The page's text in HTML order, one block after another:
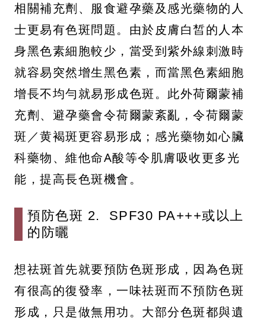
相關補充劑、服食避孕藥及感光藥物的人
士更易有色斑問題。由於皮膚白皙的人本
身黑色素細胞較少，當受到紫外線刺激時
就容易突然增生黑色素，而當黑色素細胞
增長不均勻就易形成色斑。此外荷爾蒙補
充劑、避孕藥會令荷爾蒙紊亂，令荷爾蒙
斑／黄褐斑更容易形成；感光藥物如心臟
科藥物、維他命A酸等令肌膚吸收更多光
能，提高長色斑機會。
預防色斑 2. SPF30 PA+++或以上
的防曬
想祛斑首先就要預防色斑形成，因為色斑
有很高的復發率，一味祛斑而不預防色斑
形成，只是做無用功。大部分色斑都與遺